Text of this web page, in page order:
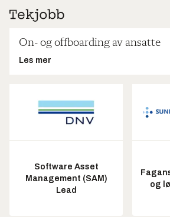
On- og offboarding av ansatte
Les mer
Software Asset
Management (SAM)
Lead
og